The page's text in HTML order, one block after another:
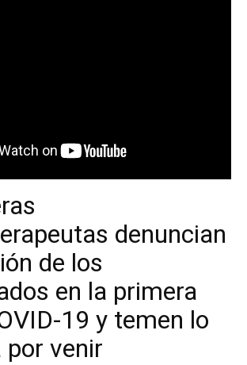
denuncian
de los
en la primera
19 y temen lo
por venir